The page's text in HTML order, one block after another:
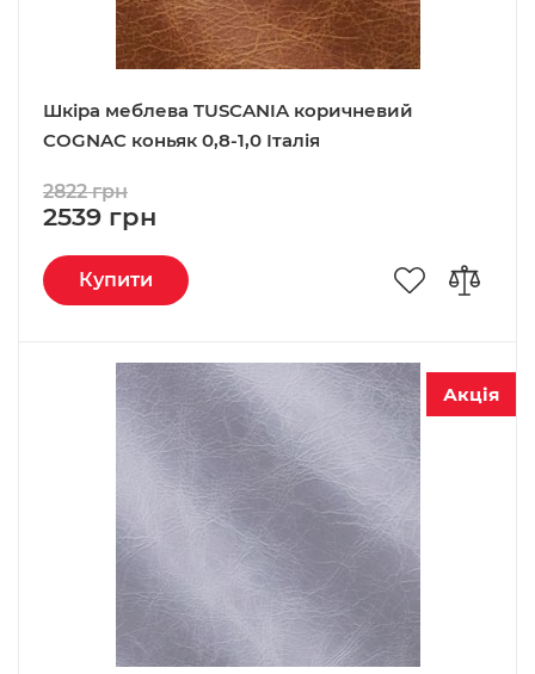
Шкіра меблева TUSCANIA коричневий
COGNAC коньяк 0,8-1,0 Італія
2539 грн
2822 грн
Купити
Акція